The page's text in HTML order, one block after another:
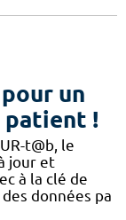
un
patient !
t@b, le
jour et
à la clé de
données pa